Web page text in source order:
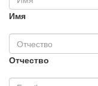
Имя
Отчество